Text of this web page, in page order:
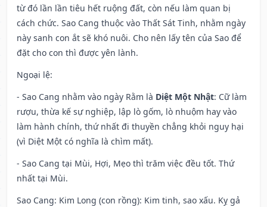
từ đó lần lần tiêu hết ruộng đất, còn nếu làm quan bị
cách chức. Sao Cang thuộc vào Thất Sát Tinh, nhằm ngày
này sanh con ắt sẽ khó nuôi. Cho nên lấy tên của Sao để
đặt cho con thì được yên lành.
Ngoại lệ:
- Sao Cang nhằm vào ngày Rằm là Diệt Một Nhật: Cữ làm
rượu, thừa kế sự nghiệp, lập lò gốm, lò nhuộm hay vào
làm hành chính, thứ nhất đi thuyền chẳng khỏi nguy hại
(vì Diệt Một có nghĩa là chìm mất).
- Sao Cang tại Mùi, Hợi, Mẹo thì trăm việc đều tốt. Thứ
nhất tại Mùi.
Sao Cang: Kim Long (con rồng): Kim tinh, sao xấu. Kỵ gả